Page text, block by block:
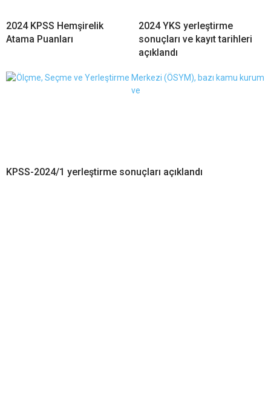
2024 KPSS Hemşirelik
Atama Puanları
2024 YKS yerleştirme
sonuçları ve kayıt tarihleri
açıklandı
KPSS-2024/1 yerleştirme sonuçları açıklandı